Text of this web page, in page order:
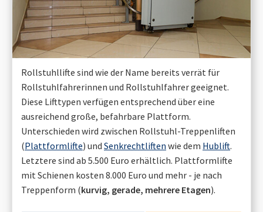
Rollstuhllifte sind wie der Name bereits verrät für
Rollstuhlfahrerinnen und Rollstuhlfahrer geeignet.
Diese Lifttypen verfügen entsprechend über eine
ausreichend große, befahrbare Plattform.
Unterschieden wird zwischen Rollstuhl-Treppenliften
(Plattformlifte) und Senkrechtliften wie dem Hublift.
Letztere sind ab 5.500 Euro erhältlich. Plattformlifte
mit Schienen kosten 8.000 Euro und mehr - je nach
Treppenform (kurvig, gerade, mehrere Etagen).